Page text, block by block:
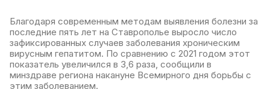
Благодаря современным методам выявления болезни за
последние пять лет на Ставрополье выросло число
зафиксированных случаев заболевания хроническим
вирусным гепатитом. По сравнению с 2021 годом этот
показатель увеличился в 3,6 раза, сообщили в
минздраве региона накануне Всемирного дня борьбы с
этим заболеванием.